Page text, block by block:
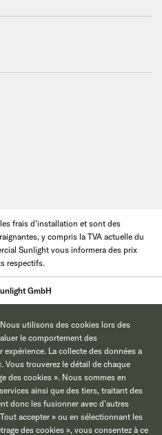
frais d'installation et sont des
y compris la TVA actuelle du
Sunlight vous informera des prix
respectifs.
GmbH
utilisons des cookies lors des
le comportement des
La collecte des données a
Vous trouverez le détail de chaque
des cookies ». Nous sommes en
ainsi que des tiers, traitant des
donc les fusionner avec d’autres
accepter » ou en sélectionnant les
des cookies », vous consentez à ce